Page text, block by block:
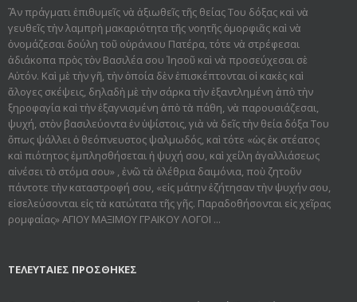
Ἂν πράγματι ἐπιθυμεῖς νὰ ἀξιωθεῖς τῆς θείας Του δόξας καὶ νὰ
γευθεῖς τὴν λαμπρὴ μακαριότητα τῆς νοητῆς ὀμορφιᾶς καὶ νὰ
ὀνομάζεσαι δούλη τοῦ οὐράνιου Πατέρα, τότε νὰ στρέφεσαι
ἀδιάκοπα πρὸς τὸν Βασιλέα σου Ἰησοῦ καὶ νὰ προσεύχεσαι σὲ
Αὐτόν. Καὶ μὲ τὴν γῆ, τὴν ὁποία δὲν ἐπισκέπτονται οἱ κακὲς καὶ
ἄλογες σκέψεις, δηλαδὴ μὲ τὴν σάρκα τὴν ἐξαντλημένη ἀπὸ τὴν
ξηροφαγία καὶ τὴν ἐξαγνισμένη ἀπὸ τὰ πάθη, νὰ παρουσιάζεσαι,
ψυχή, στὸν βασιλεύοντα ἐν ὑψίστοις, γιὰ νὰ δεῖς τὴν θεία δόξα Του
ὅπως ψάλλει ὁ θεόπνευστος ψαλμωδός, καὶ τότε «ὡς ἐκ στέατος
καὶ πιότητος ἐμπλησθήσεται ἡ ψυχή σου, καὶ χείλη ἀγαλλιάσεως
αἰνέσει τὸ στόμα σου» , ἐνῶ τὰ ὀλέθρια δαιμόνια, ποὺ ζητοῦν
πάντοτε τὴν καταστροφή σου, «εἰς μάτην ἐζήτησαν τὴν ψυχήν σου,
εἰσελεύσονται εἰς τὰ κατώτατα τῆς γῆς. Παραδοθήσον­ται εἰς χεῖρας
ρομφαίας» ΑΓΙΟΥ ΜΑΞΙΜΟΥ ΓΡΑΙΚΟΥ ΛΟΓΟΙ ...
ΤΕΛΕΥΤΑΙΕΣ ΠΡΟΣΘΗΚΕΣ